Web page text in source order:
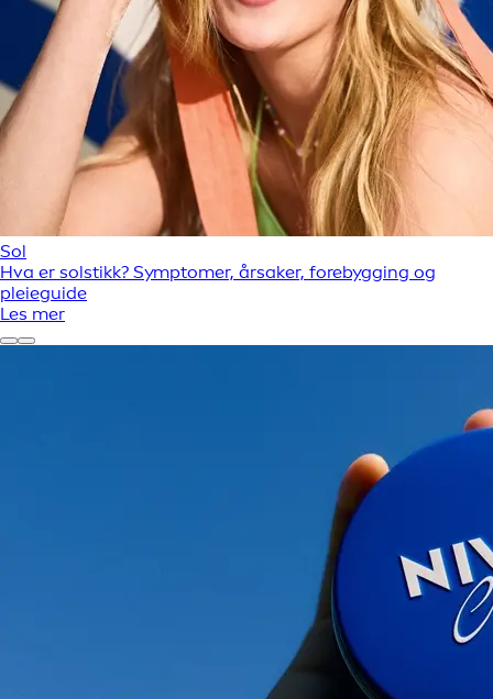
Sol
Hva er solstikk? Symptomer, årsaker, forebygging og
pleieguide
Les mer